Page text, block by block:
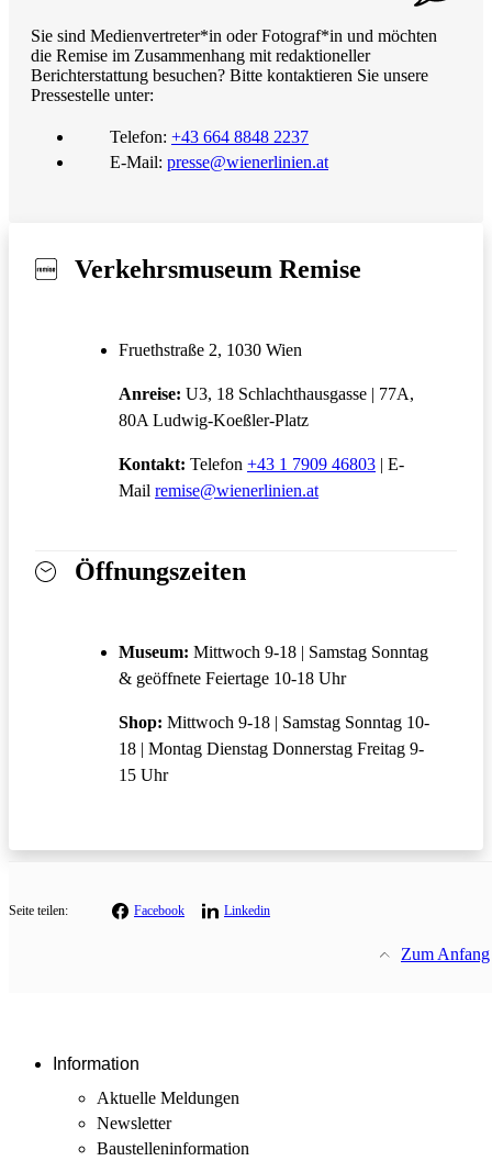
Sie sind Medienvertreter*in oder Fotograf*in und möchten
die Remise im Zusammenhang mit redaktioneller
Berichterstattung besuchen? Bitte kontaktieren Sie unsere
Pressestelle unter:
Telefon: +43 664 8848 2237
E-Mail: presse@wienerlinien.at
Verkehrsmuseum Remise
Fruethstraße 2, 1030 Wien
Anreise: U3, 18 Schlachthausgasse | 77A,
80A Ludwig-Koeßler-Platz
Kontakt: Telefon +43 1 7909 46803 | E-
Mail remise@wienerlinien.at
Öffnungszeiten
Museum: Mittwoch 9-18 | Samstag Sonntag
& geöffnete Feiertage 10-18 Uhr
Shop: Mittwoch 9-18 | Samstag Sonntag 10-
18 | Montag Dienstag Donnerstag Freitag 9-
15 Uhr
Seite teilen: Facebook Linkedin
Zum Anfang
Information
Aktuelle Meldungen
Newsletter
Baustellen­information